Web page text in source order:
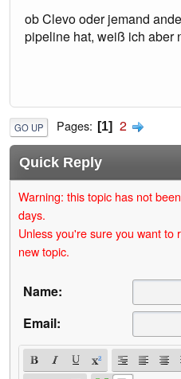
ob Clevo oder jemand
pipeline hat, weiß ich aber
GO UP Pages 1 2
Quick Reply
Warning: this topic has not
days.
Unless you're sure you want to
new topic.
Name:
Email: